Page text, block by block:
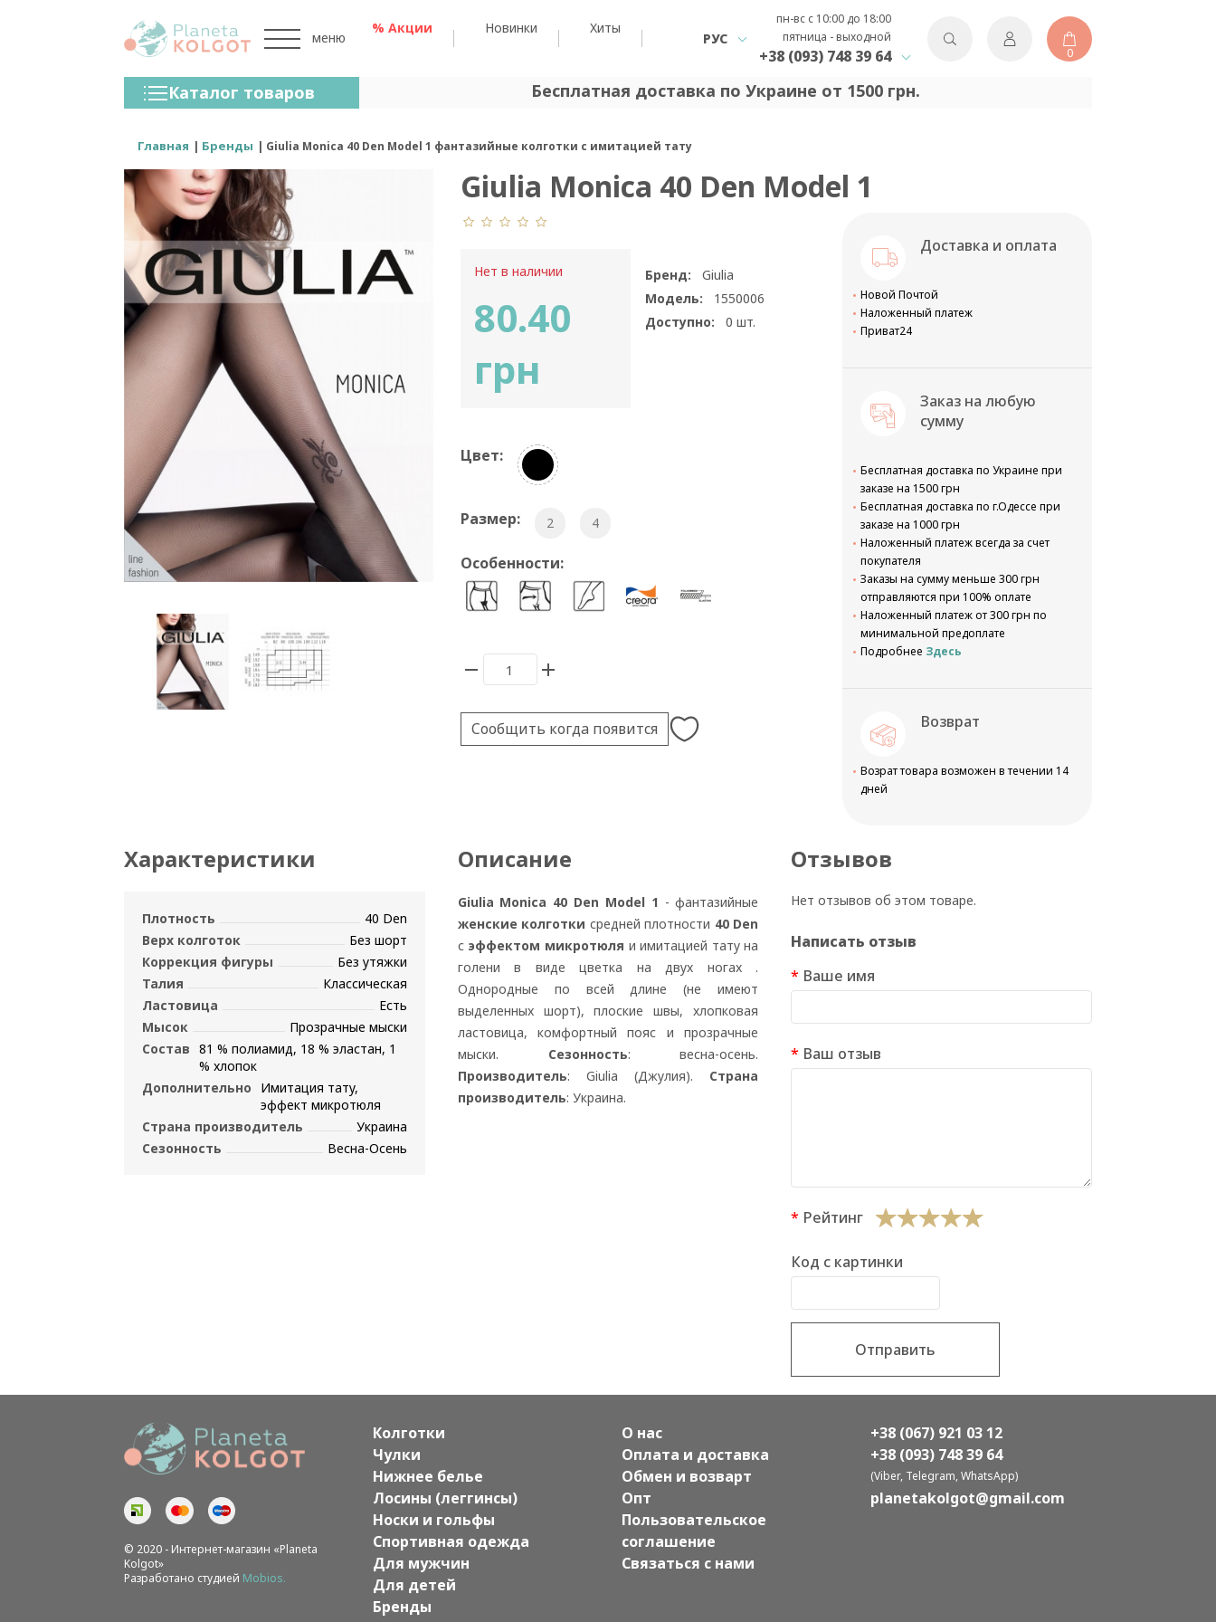
меню
% Акции Новинки Хиты
РУС
пн-вс с 10:00 до 18:00
пятница - выходной
+38 (093) 748 39 64 0
Каталог товаров
Колготки
Чулки
Нижнее Белье
Лосины (леггинсы)
Носки И Гольфы
Спортивная Одежда
Для Мужчин
Для Детей
Бренды
Бесплатная доставка по Украине от 1500 грн.
Главная Бренды Giulia Monica 40 Den Model 1 фантазийные колготки с имитацией тату
Giulia Monica 40 Den Model 1
Нет в наличии
80.40
грн
Бренд:
Giulia
Модель:
1550006
Доступно:
0 шт.
Цвет:
Размер: 2 4
Особенности:
Сообщить когда появится
Доставка и оплата
Новой Почтой
Наложенный платеж
Приват24
Заказ на любую
сумму
Бесплатная доставка по Украине при
заказе на 1500 грн
Бесплатная доставка по г.Одессе при
заказе на 1000 грн
Наложенный платеж всегда за счет
покупателя
Заказы на сумму меньше 300 грн
отправляются при 100% оплате
Наложенный платеж от 300 грн по
минимальной предоплате
Подробнее Здесь
Возврат
Возрат товара возможен в течении 14
дней
Характеристики
Плотность
40 Den
Верх колготок
Без шорт
Коррекция фигуры
Без утяжки
Талия
Классическая
Ластовица
Есть
Мысок
Прозрачные мыски
Состав 81 % полиамид, 18 % эластан, 1
% хлопок
Дополнительно
Имитация тату,
эффект микротюля
Страна производитель
Украина
Сезонность
Весна-Осень
Описание
Giulia Monica 40 Den Model 1 - фантазийные
женские колготки средней плотности 40 Den
с эффектом микротюля и имитацией тату на
голени в виде цветка на двух ногах .
Однородные по всей длине (не имеют
выделенных шорт), плоские швы, хлопковая
ластовица, комфортный пояс и прозрачные
мыски. Сезонность: весна-осень.
Производитель: Giulia (Джулия). Страна
производитель: Украина.
Отзывов
Нет отзывов об этом товаре.
Написать отзыв
Ваше имя
Ваш отзыв
Рейтинг
Код с картинки
Отправить
© 2020 - Интернет-магазин «Planeta
Kolgot»
Разработано студией Mobios.
Колготки
Чулки
Нижнее белье
Лосины (леггинсы)
Носки и гольфы
Спортивная одежда
Для мужчин
Для детей
Бренды
О нас
Оплата и доставка
Обмен и возварт
Опт
Пользовательское
соглашение
Связаться с нами
+38 (067) 921 03 12
+38 (093) 748 39 64
(Viber, Telegram, WhatsApp)
planetakolgot@gmail.com